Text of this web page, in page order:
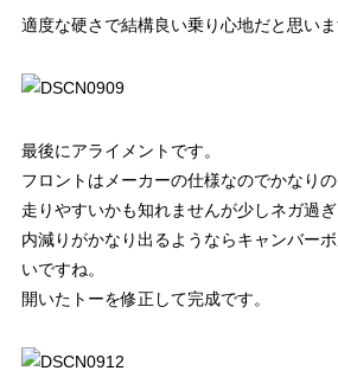
適度な硬さで結構良い乗り心地だと思いま
最後にアライメントです。
フロントはメーカーの仕様なのでかなりの
走りやすいかも知れませんが少しネガ過ぎ
内減りがかなり出るようならキャンバー
いですね。
開いたトーを修正して完成です。